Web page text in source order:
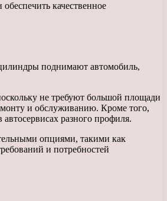
качественное
поднимают автомобиль,
не требуют большой площади
и обслуживанию. Кроме того,
разного профиля.
опциями, такими как
и потребностей